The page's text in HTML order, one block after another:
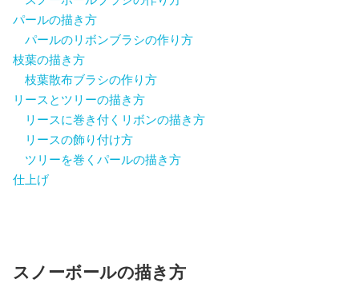
パールの描き方
パールのリボンブラシの作り方
枝葉の描き方
枝葉散布ブラシの作り方
リースとツリーの描き方
リースに巻き付くリボンの描き方
リースの飾り付け方
ツリーを巻くパールの描き方
仕上げ
スノーボールの描き方